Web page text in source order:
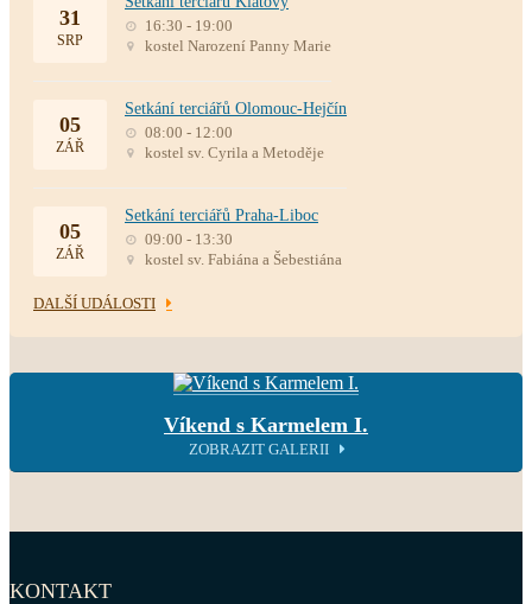
31
SRP
16:30 - 19:00
kostel Narození Panny Marie
05
ZÁŘ
Setkání terciářů Olomouc-Hejčín
08:00 - 12:00
kostel sv. Cyrila a Metoděje
05
ZÁŘ
Setkání terciářů Praha-Liboc
09:00 - 13:30
kostel sv. Fabiána a Šebestiána
DALŠÍ UDÁLOSTI
Víkend s Karmelem I.
ZOBRAZIT GALERII
KONTAKT